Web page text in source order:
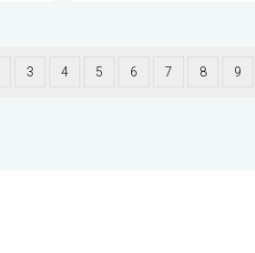
3 4 5 6 7 8 9